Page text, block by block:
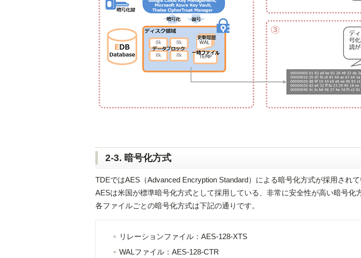
2-3. 暗号化方式
TDEではAES（Advanced Encryption Standard）による暗号化方式が採用されて
AESは米国が標準暗号化方式として採用している、非常に安全性が高い暗号化
各ファイルごとの暗号化方式は下記の通りです。
リレーションファイル：AES-128-XTS
WALファイル：AES-128-CTR